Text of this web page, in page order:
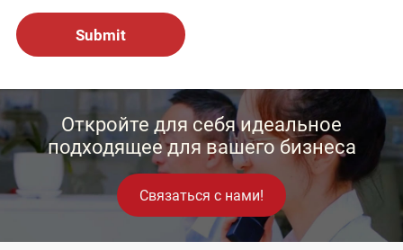
Откройте для себя идеальное
подходящее для вашего бизнеса
Связаться с нами!